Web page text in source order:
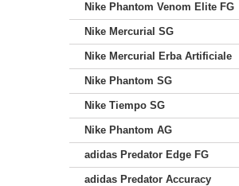
Nike Phantom Venom Elite FG
Nike Mercurial SG
Nike Mercurial Erba Artificiale
Nike Phantom SG
Nike Tiempo SG
Nike Phantom AG
adidas Predator Edge FG
adidas Predator Accuracy